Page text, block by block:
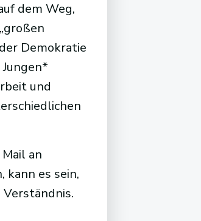
dem Weg,
Demokratie
und
an
kann es sein,